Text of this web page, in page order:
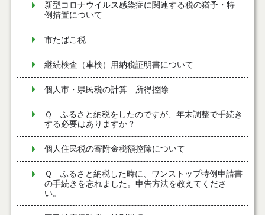
新型コロナウイルス感染症に関連する税の猶予・特
例措置について
市たばこ税
継続検査（車検）用納税証明書について
個人市・県民税の計算 所得控除
Ｑ ふるさと納税をしたのですが、年末調整で手続き
する必要はありますか？
個人住民税の寄附金税額控除について
Ｑ ふるさと納税した時に、ワンストップ特例申請書
の手続きを忘れました。申告方法を教えてくださ
い。